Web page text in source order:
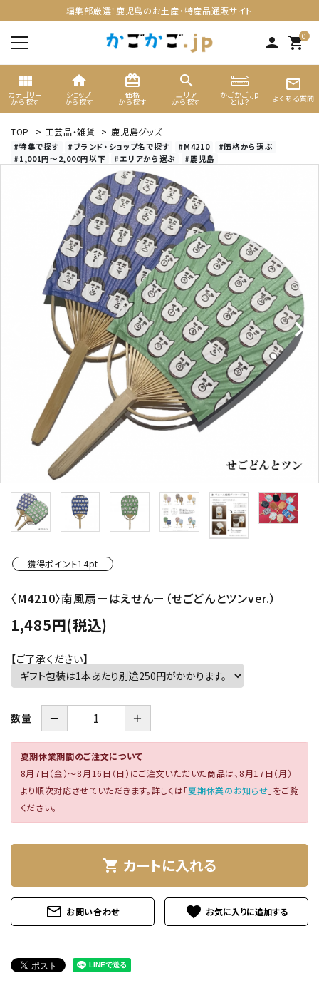
編集部厳選！鹿児島のお土産・特産品通販サイト
person 0
shopping_cart
view_module
カテゴリー
から探す
home
ショップ
から探す
card_giftcard
価格
から探す
search
エリア
から探す
かごかご.jp
とは？
mail_outline
よくある質問
search
ACCOUNT MENU
ようこそ ゲスト 様
ログイン person 新規会員登録
カテゴリーから選ぶ
ショップから選ぶ
価格から選ぶ
エリアから選ぶ
かごかご.jpとは？
お知らせ
よくある質問
お問い合わせ
プライバシーポリシー
card_giftcard 送料無料
TOP > 工芸品・雑貨 > 鹿児島グッズ
#特集で探す #ブランド・ショップ名で探す #M4210
#価格から選ぶ
#1,001円～2,000円以下
#エリアから選ぶ #鹿児島
獲得ポイント14pt
〈M4210〉南風扇ーはえせんー（せごどんとツンver.）
1,485円(税込)
【ご了承ください】
数量 － ＋
夏期休業期間のご注文について
8月7日（金）～8月16日（日）にご注文いただいた商品は、8月17日（月）
より順次対応させていただきます。詳しくは「夏期休業のお知らせ 」をご覧
ください。
shopping_cart カートに入れる
mail_outline お問い合わせ favorite